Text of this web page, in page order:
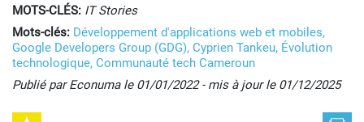
MOTS-CLÉS: IT Stories
Mots-clés: Développement d'applications web et mobiles,
Google Developers Group (GDG), Cyprien Tankeu, Évolution
technologique, Communauté tech Cameroun
Publié par Econuma le 01/01/2022 - mis à jour le 01/12/2025